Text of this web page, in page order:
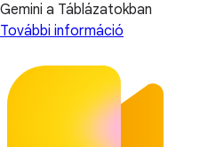
Gemini a Táblázatokban
További információ